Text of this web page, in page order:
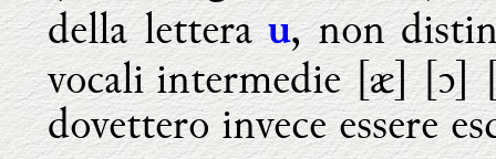
della letterau, non
vocali intermedie [æ] [ɔ]
dovettero invece essere